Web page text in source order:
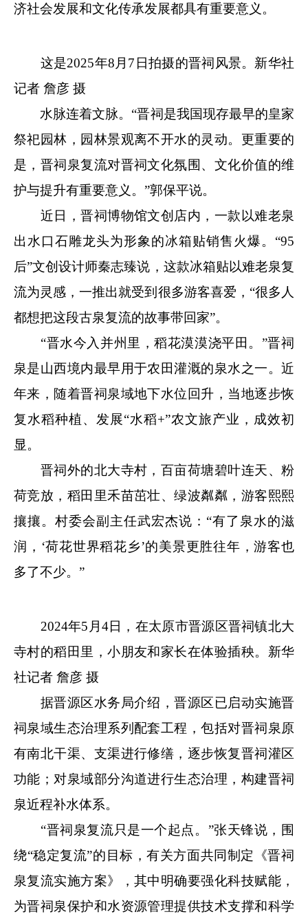
济社会发展和文化传承发展都具有重要意义。
这是2025年8月7日拍摄的晋祠风景。新华社
记者 詹彦 摄
水脉连着文脉。“晋祠是我国现存最早的皇家
祭祀园林，园林景观离不开水的灵动。更重要的
是，晋祠泉复流对晋祠文化氛围、文化价值的维
护与提升有重要意义。”郭保平说。
近日，晋祠博物馆文创店内，一款以难老泉
出水口石雕龙头为形象的冰箱贴销售火爆。“95
后”文创设计师秦志臻说，这款冰箱贴以难老泉复
流为灵感，一推出就受到很多游客喜爱，“很多人
都想把这段古泉复流的故事带回家”。
“晋水今入并州里，稻花漠漠浇平田。”晋祠
泉是山西境内最早用于农田灌溉的泉水之一。近
年来，随着晋祠泉域地下水位回升，当地逐步恢
复水稻种植、发展“水稻+”农文旅产业，成效初
显。
晋祠外的北大寺村，百亩荷塘碧叶连天、粉
荷竞放，稻田里禾苗茁壮、绿波粼粼，游客熙熙
攘攘。村委会副主任武宏杰说：“有了泉水的滋
润，‘荷花世界稻花乡’的美景更胜往年，游客也
多了不少。”
2024年5月4日，在太原市晋源区晋祠镇北大
寺村的稻田里，小朋友和家长在体验插秧。新华
社记者 詹彦 摄
据晋源区水务局介绍，晋源区已启动实施晋
祠泉域生态治理系列配套工程，包括对晋祠泉原
有南北干渠、支渠进行修缮，逐步恢复晋祠灌区
功能；对泉域部分沟道进行生态治理，构建晋祠
泉近程补水体系。
“晋祠泉复流只是一个起点。”张天锋说，围
绕“稳定复流”的目标，有关方面共同制定《晋祠
泉复流实施方案》，其中明确要强化科技赋能，
为晋祠泉保护和水资源管理提供技术支撑和科学